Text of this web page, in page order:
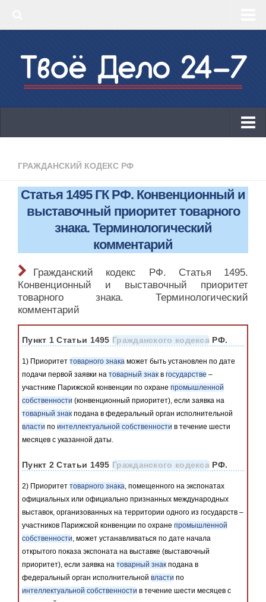
‣ КБК 2019
КБК 2019
ОКВЭД 2019
Онлайн-кассы 2019: 54-ФЗ!
ГРАЖДАНСКИЙ КОДЕКС РФ
Статья 1495 ГК РФ. Конвенционный и
выставочный приоритет товарного
знака. Терминологический
комментарий
Гражданский кодекс РФ. Статья 1495.
Конвенционный и выставочный приоритет
товарного знака. Терминологический
комментарий
Пункт 1 Статьи 1495Гражданского кодекса РФ.
1) Приоритет товарного знака может быть установлен по дате
подачи первой заявки на товарный знак в государстве –
участнике Парижской конвенции по охране промышленной
собственности (конвенционный приоритет), если заявка на
товарный знак подана в федеральный орган исполнительной
власти по интеллектуальной собственности в течение шести
месяцев с указанной даты.
Пункт 2 Статьи 1495Гражданского кодекса РФ.
2) Приоритет товарного знака, помещенного на экспонатах
официальных или официально признанных международных
выставок, организованных на территории одного из государств –
участников Парижской конвенции по охране промышленной
собственности, может устанавливаться по дате начала
открытого показа экспоната на выставке (выставочный
приоритет), если заявка на товарный знак подана в
федеральный орган исполнительной власти по
интеллектуальной собственности в течение шести месяцев с